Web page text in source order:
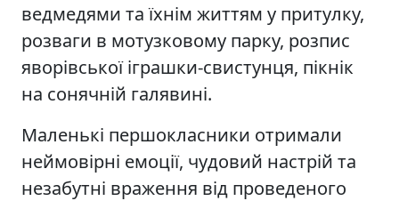
ведмедями та їхнім життям у притулку,
розваги в мотузковому парку, розпис
яворівської іграшки-свистунця, пікнік
на сонячній галявині.
Маленькі першокласники отримали
неймовірні емоції, чудовий настрій та
незабутні враження від проведеного